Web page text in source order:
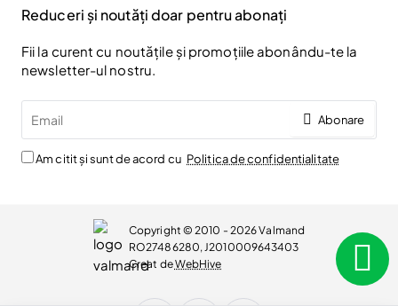
Reduceri și noutăți doar pentru abonați
Fii la curent cu noutățile și promoțiile abonându-te la
newsletter-ul nostru.
Abonare
Am citit și sunt de acord cu Politica de confidentialitate
Copyright © 2010 - 2026 Valmand
RO27486280, J2010009643403
Creat deWebHive